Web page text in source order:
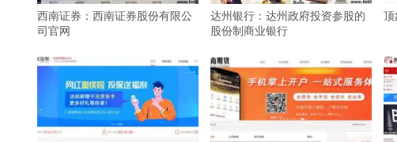
西南证券：西南证券股份有限公
司官网
达州银行：达州政府投资参股的
股份制商业银行